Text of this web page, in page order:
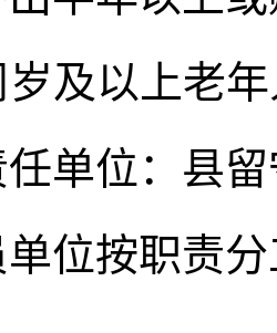
岁及以上老
单位：县
位按职责